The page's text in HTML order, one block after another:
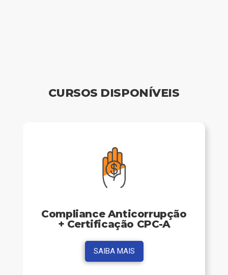
CURSOS DISPONÍVEIS
Compliance Anticorrupção
+ Certificação CPC-A
SAIBA MAIS